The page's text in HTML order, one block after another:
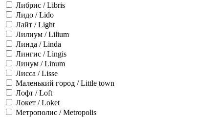
Либрис / Libris
Лидо / Lido
Лайт / Light
Лилиум / Lilium
Линда / Linda
Лингис / Lingis
Линум / Linum
Лисса / Lisse
Маленький город / Little town
Лофт / Loft
Локет / Loket
Метрополис / Metropolis